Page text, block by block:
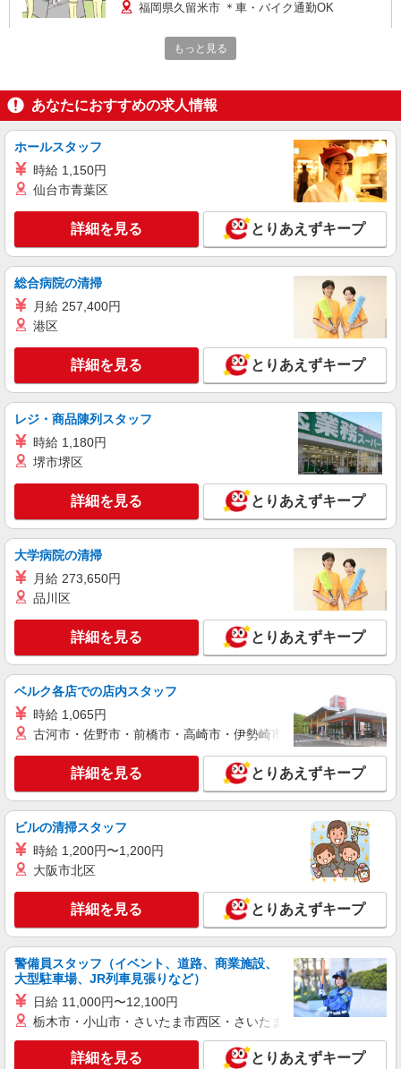
福岡県久留米市 ＊車・バイク通勤OK
派遣社員
株式会社テクノ・サービス/お仕事No/0912438
靴の加工製造業務
福岡県久留米市 ＊車・バイク通勤OK
キープ 詳細を見る
派遣社員
株式会社綜合キャリアオプション（1314VJ0805G69★61-S-T2）
キープ 詳細を見る
派遣社員
パーソルファクトリーパートナーズ株式会社
配線つなぎ、組立、ネジ締め（日勤）
時給1200円 ※交通費全額支給（規定あり）
【月収例】21.6万円（21日勤務＋残業10h）
福岡県久留米市北野町
キープ 詳細を見る
派遣社員
パーソルファクトリーパートナーズ株式会社
配線つなぎ、組立、ネジ締め（日勤）
時給1200円 ※交通費全額支給（規定あり）
【月収例】21.6万円（21日勤務＋残業10h）
福岡県久留米市北野町
キープ 詳細を見る
フジアルテ株式会社
半導体製造装置の製造／日勤
月収例22.3万円/時給1150円 内訳：168h＋残業
10h＋交通費 ※残業手当含む ▼繁忙期について 1
月〜3月は繁忙期となり残業が月平均30時間程度と
なります。 繁忙期の月収例は25.2万円です！（残
業30h+交通費含む） ＼前払い制度使えます／ ご
入社後の稼働分で前払い可能です！（規定有） し
かも、アプリでカンタンに申請できちゃう♪
転車通勤可 ★工場駐車場無料で利用可
キープ 詳細を見る
派遣社員
フジアルテ株式会社
半導体製造装置・半導体部品の検査／日勤
月収例22.3万円/時給1150円 内訳：168h＋残業
10h＋交通費 ※残業手当含む ▼繁忙期について 1
もっと見る
あなたにおすすめの求人情報
ホールスタッフ
時給 1,150円
仙台市青葉区
詳細を見る とりあえずキープ
総合病院の清掃
月給 257,400円
港区
詳細を見る とりあえずキープ
レジ・商品陳列スタッフ
時給 1,180円
堺市堺区
詳細を見る とりあえずキープ
大学病院の清掃
月給 273,650円
品川区
詳細を見る とりあえずキープ
ベルク各店での店内スタッフ
時給 1,065円
古河市・佐野市・前橋市・高崎市・伊勢崎市・太田市・館林市
詳細を見る とりあえずキープ
ビルの清掃スタッフ
時給 1,200円〜1,200円
大阪市北区
詳細を見る とりあえずキープ
警備員スタッフ（イベント、道路、商業施設、
大型駐車場、JR列車見張りなど）
日給 11,000円〜12,100円
栃木市・小山市・さいたま市西区・さいたま市岩槻区・久喜市・
詳細を見る とりあえずキープ